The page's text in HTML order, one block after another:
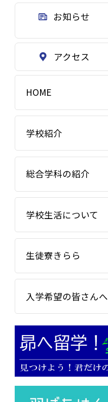
お知らせ
アクセス
HOME
学校紹介
総合学科の紹介
学校生活について
生徒寮きらら
入学希望の皆さんへ